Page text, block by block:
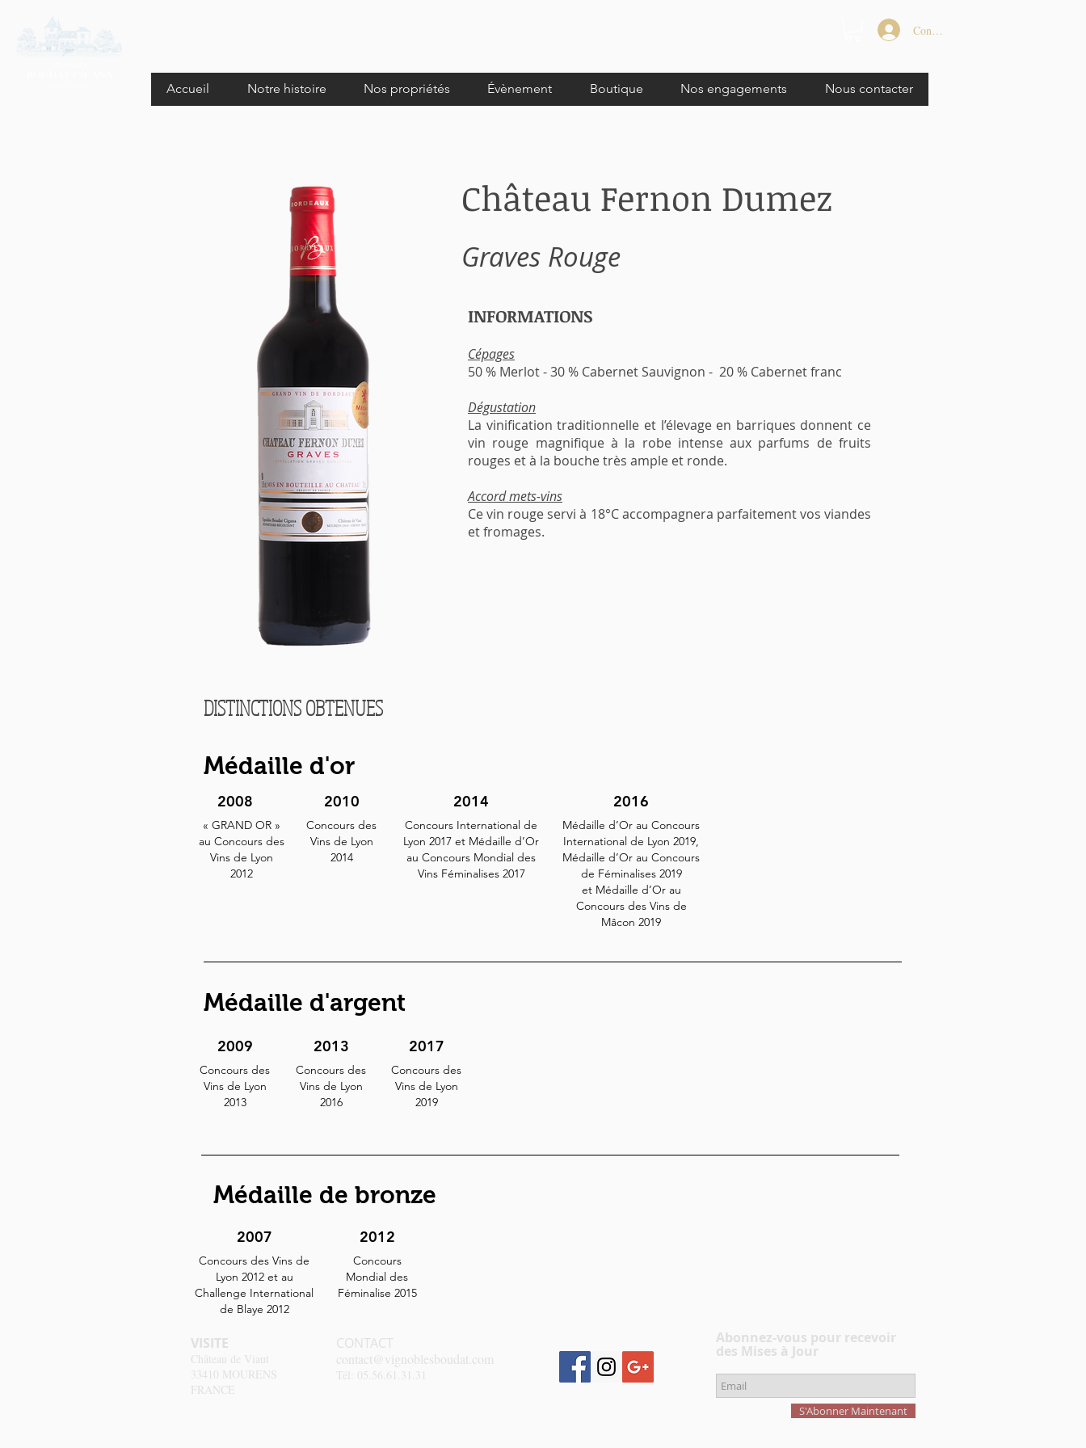
Connexion
Accueil Notre histoire Nos propriétés Évènement Boutique Nos engagements Nous contacter
Château Fernon Dumez
Graves Rouge
INFORMATIONS
Cépages
50 % Merlot - 30 % Cabernet Sauvignon - 20 % Cabernet franc
Dégustation
La vinification traditionnelle et l’élevage en barriques donnent ce
vin rouge magnifique à la robe intense aux parfums de fruits
rouges et à la bouche très ample et ronde.
Accord mets-vins
Ce vin rouge servi à 18°C accompagnera parfaitement vos viandes
et fromages.
DISTINCTIONS OBTENUES
Médaille d'or
2008
« GRAND OR »
au Concours des
Vins de Lyon
2012
2010
Concours des
Vins de Lyon
2014
2014
Concours International de
Lyon 2017 et Médaille d’Or
au Concours Mondial des
Vins Féminalises 2017
2016
Médaille d’Or au Concours
International de Lyon 2019,
Médaille d’Or au Concours
de Féminalises 2019
et Médaille d’Or au
Concours des Vins de
Mâcon 2019
Médaille d'argent
2009
Concours des
Vins de Lyon
2013
2013
Concours des
Vins de Lyon
2016
2017
Concours des
Vins de Lyon
2019
Médaille de bronze
2007
Concours des Vins de
Lyon 2012 et au
Challenge International
de Blaye 2012
2012
Concours
Mondial des
Féminalise 2015
VISITE
Château de Viaut
33410 MOURENS
FRANCE
CONTACT
contact@vignoblesboudat.com
Tél: 05.56.61.31.31
Abonnez-vous pour recevoir
des Mises à Jour
S'Abonner Maintenant